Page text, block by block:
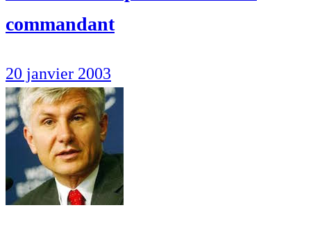
commandant
20 janvier 2003